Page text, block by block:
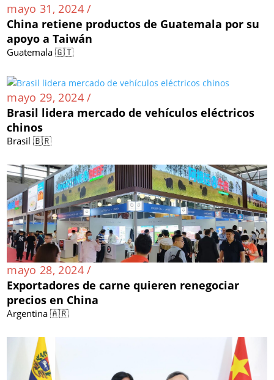
mayo 31, 2024 /
China retiene productos de Guatemala por su
apoyo a Taiwán
Guatemala 🇬🇹
mayo 29, 2024 /
Brasil lidera mercado de vehículos eléctricos
chinos
Brasil 🇧🇷
mayo 28, 2024 /
Exportadores de carne quieren renegociar
precios en China
Argentina 🇦🇷